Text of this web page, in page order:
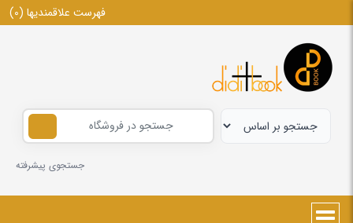
فهرست علاقمندیها (0)
جستجوی پیشرفته